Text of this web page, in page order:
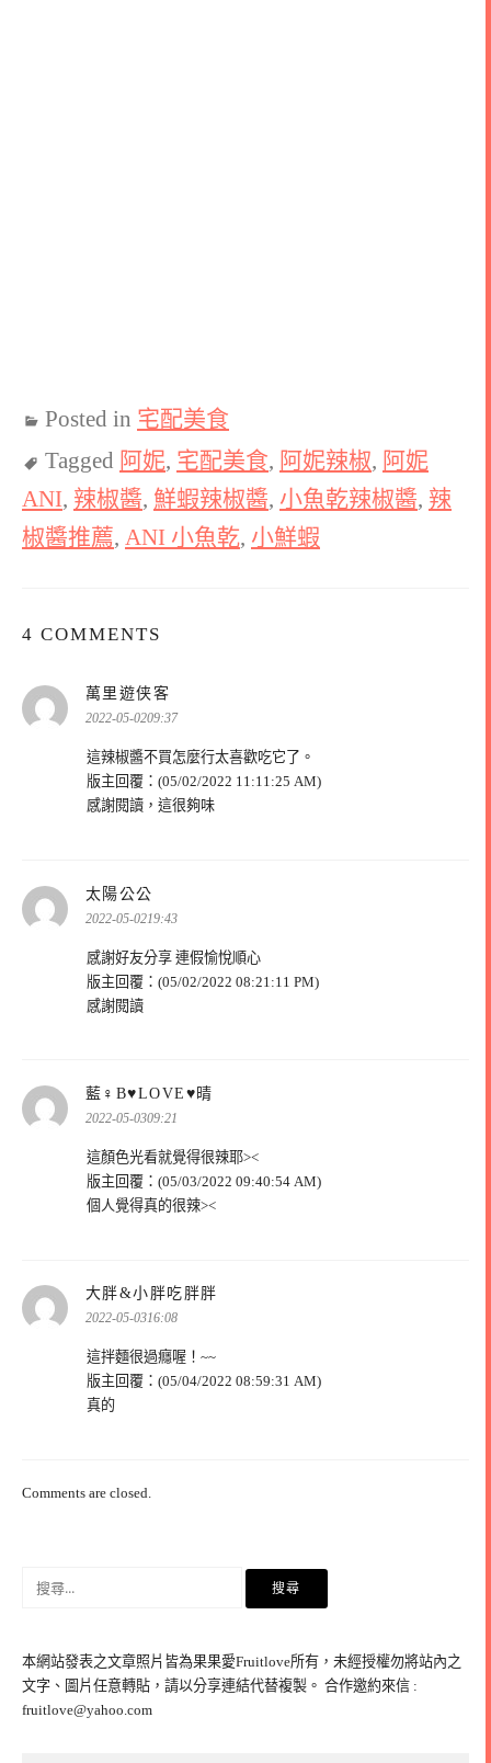
Posted in 宅配美食
Tagged 阿妮, 宅配美食, 阿妮辣椒, 阿妮
ANI, 辣椒醬, 鮮蝦辣椒醬, 小魚乾辣椒醬, 辣
椒醬推薦, ANI 小魚乾, 小鮮蝦
4 COMMENTS
萬里遊侠客
示:
2022-05-0209:37
這辣椒醬不買怎麼行太喜歡吃它了。
版主回覆：(05/02/2022 11:11:25 AM)
感謝閱讀，這很夠味
太陽公公
示:
2022-05-0219:43
感謝好友分享 連假愉悅順心
版主回覆：(05/02/2022 08:21:11 PM)
感謝閱讀
藍♀Β♥LOVE♥晴
2022-05-0309:21
這顏色光看就覺得很辣耶><
版主回覆：(05/03/2022 09:40:54 AM)
個人覺得真的很辣><
大胖&小胖吃胖胖
2022-05-0316:08
這拌麵很過癮喔！~~
版主回覆：(05/04/2022 08:59:31 AM)
真的
Comments are closed.
字:
本網站發表之文章照片皆為果果愛Fruitlove所有，未經授權勿將站內之
文字、圖片任意轉貼，請以分享連結代替複製。 合作邀約來信 :
fruitlove@yahoo.com